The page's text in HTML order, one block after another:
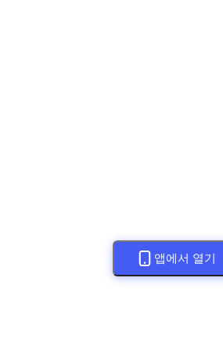
앱에서 열기